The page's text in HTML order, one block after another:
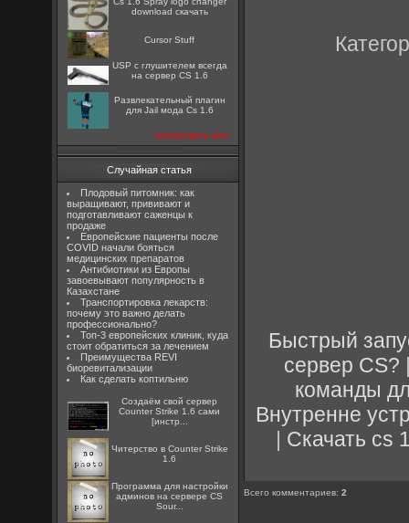
download скачать
Cursor Stuff
USP с глушителем всегда
на сервер CS 1.6
Развлекательный плагин
для Jail мода Cs 1.6
посмотреть все
Случайная статья
Плодовый питомник: как
выращивают, прививают и
подготавливают саженцы к
продаже
Европейские пациенты после
COVID начали бояться
медицинских препаратов
Антибиотики из Европы
завоевывают популярность в
Казахстане
Транспортировка лекарств:
почему это важно делать
профессионально?
Топ-3 европейских клиник, куда
стоит обратиться за лечением
Преимущества REVI
биоревитализации
Как сделать коптильню
Создаём свой сервер
Counter Strike 1.6 сами
[инстр...
Читерство в Counter Strike
1.6
Программа для настройки
админов на сервере CS
Sour...
Быстрый
сервер CS?
команды
Внутренне
| Скачать cs
Всего комментариев:2